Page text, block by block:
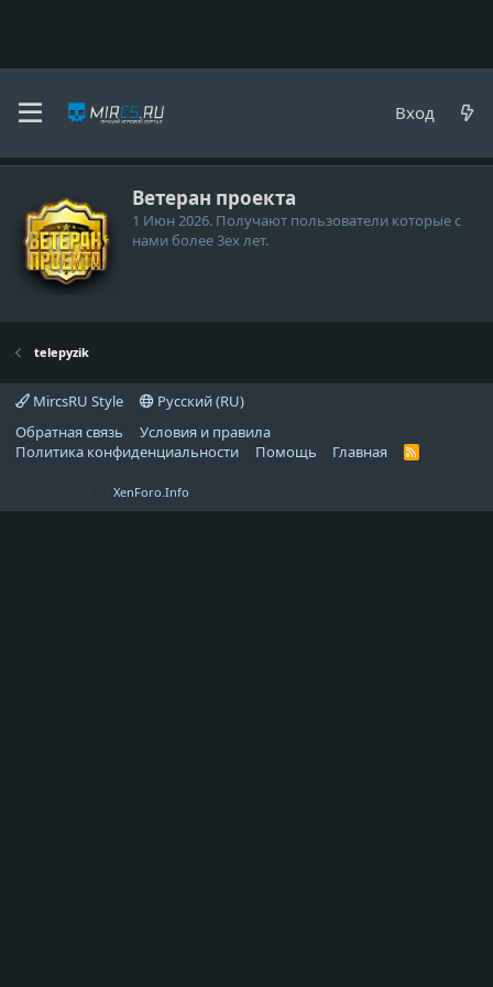
Вход
telepyzik
Ветеран проекта
1 Июн 2026. Получают пользователи которые с
нами более 3ех лет.
telepyzik
MircsRU Style
Русский (RU)
Обратная связь
Условия и правила
Политика конфиденциальности
Помощь Главная
R
XenForo.Info